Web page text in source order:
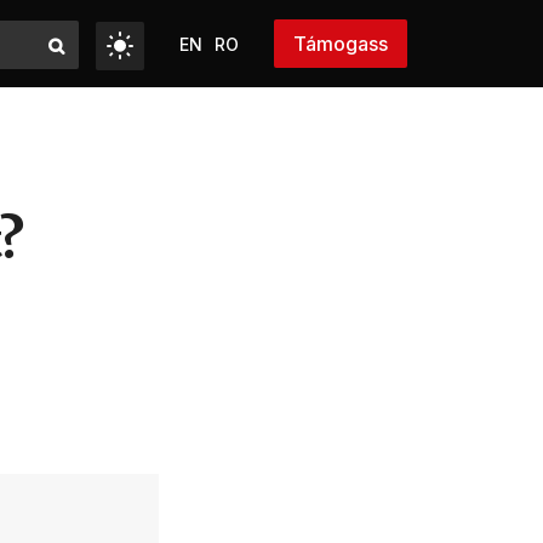
EN RO Támogass